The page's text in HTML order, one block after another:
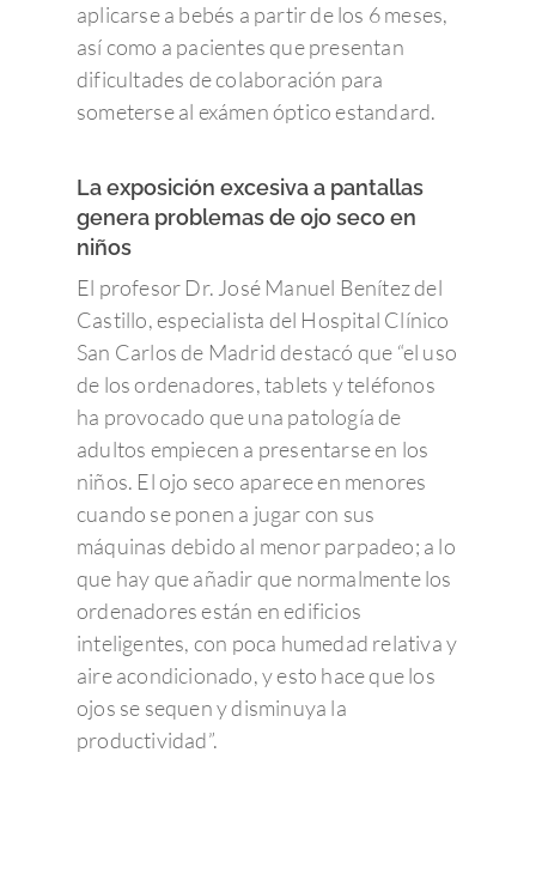
aplicarse a bebés a partir de los 6 meses,
así como a pacientes que presentan
dificultades de colaboración para
someterse al exámen óptico estandard.
La exposición excesiva a pantallas
genera problemas de ojo seco en
niños
El profesor Dr. José Manuel Benítez del
Castillo, especialista del Hospital Clínico
San Carlos de Madrid destacó que “el uso
de los ordenadores, tablets y teléfonos
ha provocado que una patología de
adultos empiecen a presentarse en los
niños. El ojo seco aparece en menores
cuando se ponen a jugar con sus
máquinas debido al menor parpadeo; a lo
que hay que añadir que normalmente los
ordenadores están en edificios
inteligentes, con poca humedad relativa y
aire acondicionado, y esto hace que los
ojos se sequen y disminuya la
productividad”.